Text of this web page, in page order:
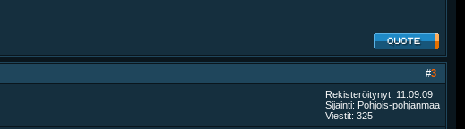
#3
Rekisteröitynyt: 11.09.09
Sijainti: Pohjois-pohjanmaa
Viestit: 325